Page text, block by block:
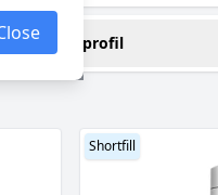
Smakprofil
Shortfill